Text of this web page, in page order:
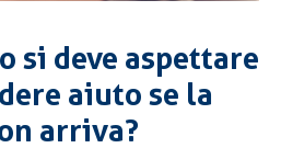
si deve aspettare
aiuto se la
arriva?